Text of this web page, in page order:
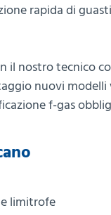
rapida di
il nostro tecnico
nuovi modelli
f-gas
limitrofe